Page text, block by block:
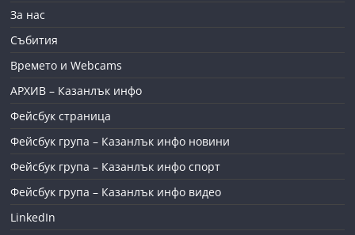
За нас
Събития
Времето и Webcams
АРХИВ – Казанлък инфо
Фейсбук страница
Фейсбук група – Казанлък инфо новини
Фейсбук група – Казанлък инфо спорт
Фейсбук група – Казанлък инфо видео
LinkedIn